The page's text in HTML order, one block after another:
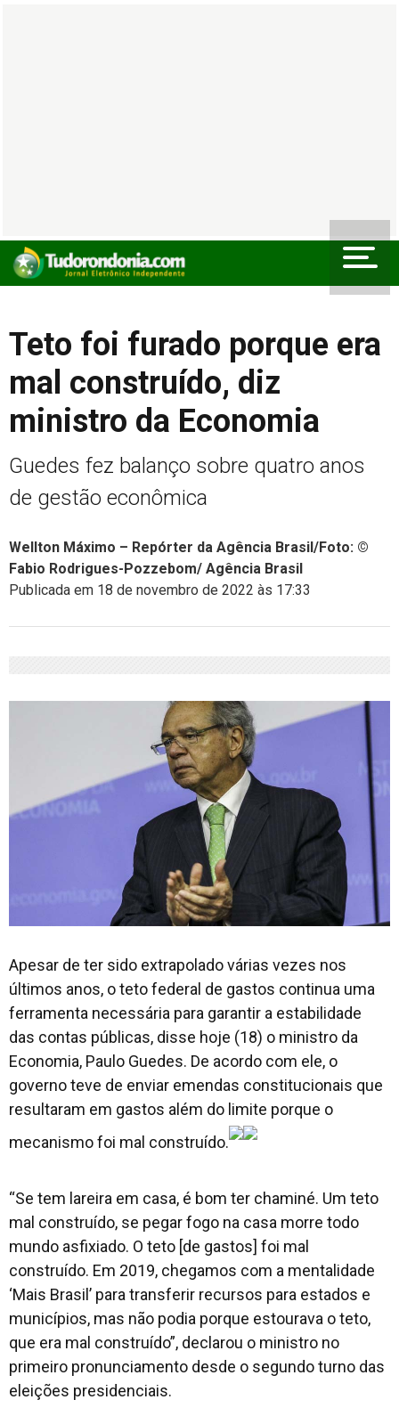
Teto foi furado porque era
mal construído, diz
ministro da Economia
Guedes fez balanço sobre quatro anos
de gestão econômica
Wellton Máximo – Repórter da Agência Brasil/Foto: ©
Fabio Rodrigues-Pozzebom/ Agência Brasil
Publicada em 18 de novembro de 2022 às 17:33
Apesar de ter sido extrapolado várias vezes nos
últimos anos, o teto federal de gastos continua uma
ferramenta necessária para garantir a estabilidade
das contas públicas, disse hoje (18) o ministro da
Economia, Paulo Guedes. De acordo com ele, o
governo teve de enviar emendas constitucionais que
resultaram em gastos além do limite porque o
mecanismo foi mal construído.
“Se tem lareira em casa, é bom ter chaminé. Um teto
mal construído, se pegar fogo na casa morre todo
mundo asfixiado. O teto [de gastos] foi mal
construído. Em 2019, chegamos com a mentalidade
‘Mais Brasil’ para transferir recursos para estados e
municípios, mas não podia porque estourava o teto,
que era mal construído”, declarou o ministro no
primeiro pronunciamento desde o segundo turno das
eleições presidenciais.